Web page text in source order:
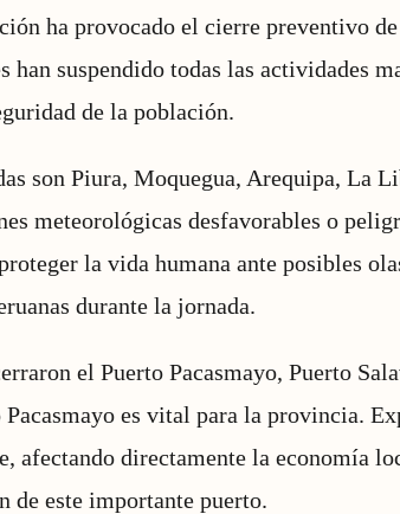
ha provocado el cierre preventivo
han suspendido todas las actividades
de la población.
son Piura, Moquegua, Arequipa, La
meteorológicas desfavorables o
la vida humana ante posibles
durante la jornada.
el Puerto Pacasmayo, Puerto
es vital para la provincia.
afectando directamente la economía
de este importante puerto.